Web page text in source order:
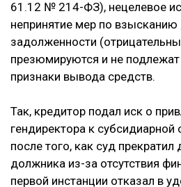
61.12 № 214-ФЗ), нецелевое
непринятие мер по взысканию
задолженности
презюмируются и не
признаки вывода средств.
Так, кредитор подал иск о
гендиректора к субсидиарной
после того, как суд прекратил
должника из-за отсутствия
первой инстанции отказал в